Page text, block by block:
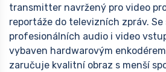
transmitter navržený pro video
reportáže do televizních zpráv. Se
profesionálních audio i video
vybaven hardwarovým
zaručuje kvalitní obraz s menší